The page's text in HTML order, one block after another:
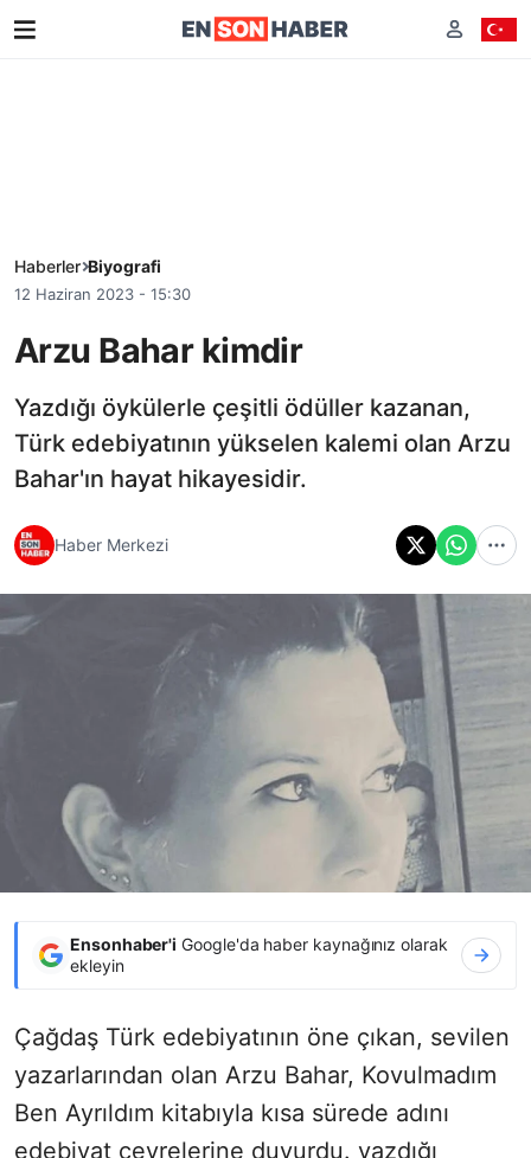
Haberler Biyografi
12 Haziran 2023 - 15:30
Arzu Bahar kimdir
Yazdığı öykülerle çeşitli ödüller kazanan,
Türk edebiyatının yükselen kalemi olan Arzu
Bahar'ın hayat hikayesidir.
Haber Merkezi
Ensonhaber'i Google'da haber kaynağınız olarak
ekleyin
Çağdaş Türk edebiyatının öne çıkan, sevilen
yazarlarından olan Arzu Bahar, Kovulmadım
Ben Ayrıldım kitabıyla kısa sürede adını
edebiyat çevrelerine duyurdu. yazdığı